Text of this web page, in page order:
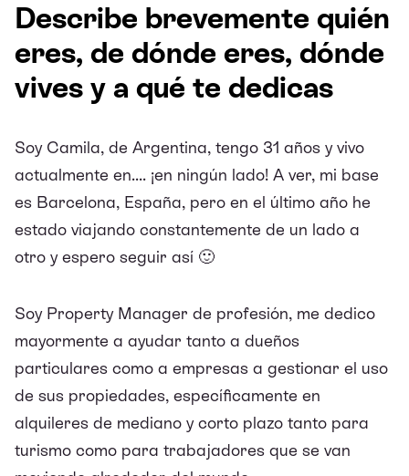
Describe brevemente quién
eres, de dónde eres, dónde
vives y a qué te dedicas
Soy Camila, de Argentina, tengo 31 años y vivo
actualmente en.... ¡en ningún lado! A ver, mi base
es Barcelona, España, pero en el último año he
estado viajando constantemente de un lado a
otro y espero seguir así 🙂
Soy Property Manager de profesión, me dedico
mayormente a ayudar tanto a dueños
particulares como a empresas a gestionar el uso
de sus propiedades, específicamente en
alquileres de mediano y corto plazo tanto para
turismo como para trabajadores que se van